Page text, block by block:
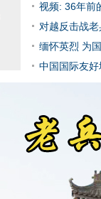
视频: 36年前
对越反击战
缅怀英烈 为
中国国际友